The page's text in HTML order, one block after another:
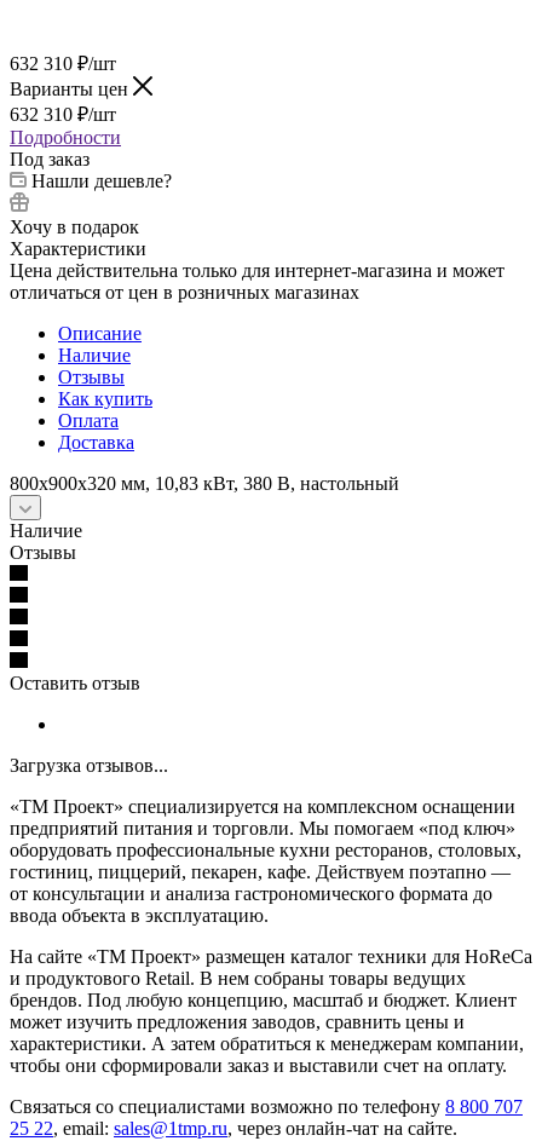
632 310 ₽/шт
Варианты цен
632 310 ₽/шт
Подробности
Под заказ
Нашли дешевле?
Хочу в подарок
Характеристики
Цена действительна только для интернет-магазина и может
отличаться от цен в розничных магазинах
Описание
Наличие
Отзывы
Как купить
Оплата
Доставка
800х900х320 мм, 10,83 кВт, 380 В, настольный
Наличие
Отзывы
Оставить отзыв
Загрузка отзывов...
«ТМ Проект» специализируется на комплексном оснащении
предприятий питания и торговли. Мы помогаем «под ключ»
оборудовать профессиональные кухни ресторанов, столовых,
гостиниц, пиццерий, пекарен, кафе. Действуем поэтапно —
от консультации и анализа гастрономического формата до
ввода объекта в эксплуатацию.
На сайте «ТМ Проект» размещен каталог техники для HoReCa
и продуктового Retail. В нем собраны товары ведущих
брендов. Под любую концепцию, масштаб и бюджет. Клиент
может изучить предложения заводов, сравнить цены и
характеристики. А затем обратиться к менеджерам компании,
чтобы они сформировали заказ и выставили счет на оплату.
Связаться со специалистами возможно по телефону 8 800 707
25 22, email: sales@1tmp.ru, через онлайн-чат на сайте.